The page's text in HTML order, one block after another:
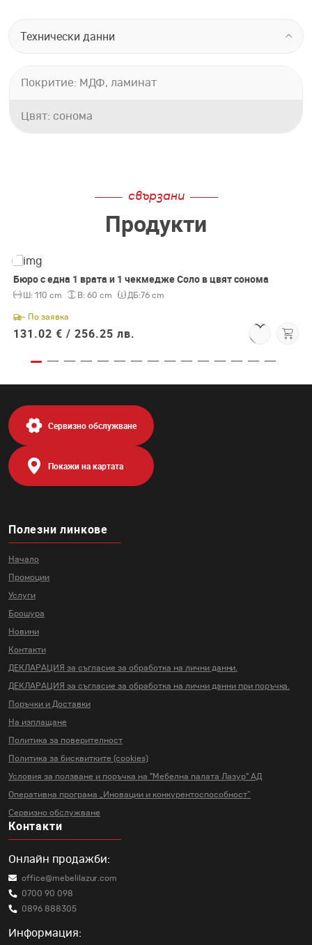
Технически данни
Покритие: МДФ, ламинат
Цвят: сонома
свързани
Продукти
Бюро с една 1 врата и 1 чекмедже Соло в цвят сонома
Ш: 110 cm В: 60 cm ДБ:76 cm
- По заявка
131.02 € / 256.25 лв.
Полезни линкове
Начало
Промоции
Услуги
Брошура
Новини
Контакти
ДЕКЛАРАЦИЯ за съгласие за обработка на лични данни.
ДЕКЛАРАЦИЯ за съгласие за обработка на лични данни при поръчка.
Поръчки и Доставки
На изплащане
Политика за поверителност
Политика за бисквитките (cookies)
Условия за ползване и поръчка на "Мебелна палата Лазур" АД
Оперативна програма „Иновации и конкурентоспособност“
Сервизно обслужване
Контакти
Онлайн продажби:
office@mebelilazur.com
0700 90 098
0896 888305
Информация:
Сервизно обслужване
Покажи на картата